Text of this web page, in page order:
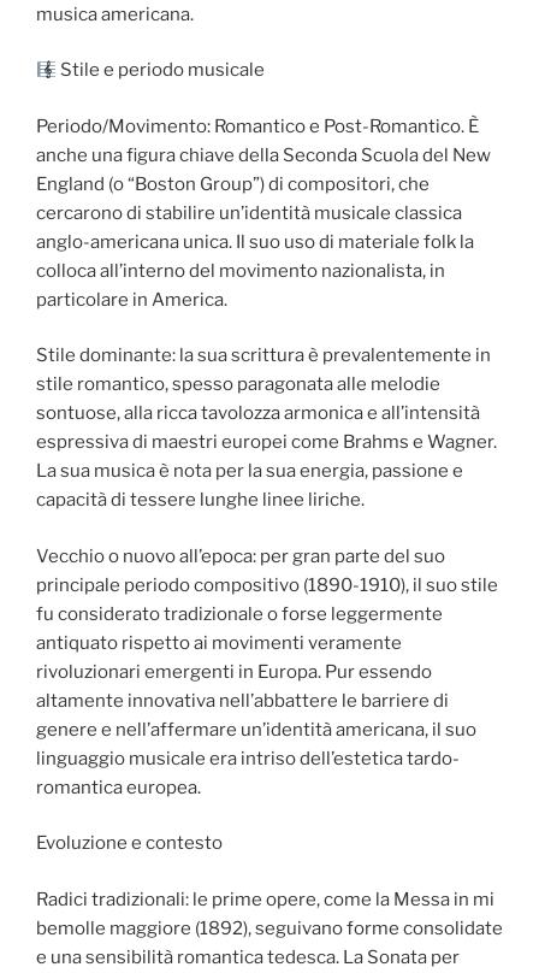
musica americana.
Stile e periodo musicale
Periodo/Movimento: Romantico e Post-Romantico. È
anche una figura chiave della Seconda Scuola del New
England (o “Boston Group”) di compositori, che
cercarono di stabilire un’identità musicale classica
anglo-americana unica. Il suo uso di materiale folk la
colloca all’interno del movimento nazionalista, in
particolare in America.
Stile dominante: la sua scrittura è prevalentemente in
stile romantico, spesso paragonata alle melodie
sontuose, alla ricca tavolozza armonica e all’intensità
espressiva di maestri europei come Brahms e Wagner.
La sua musica è nota per la sua energia, passione e
capacità di tessere lunghe linee liriche.
Vecchio o nuovo all’epoca: per gran parte del suo
principale periodo compositivo (1890-1910), il suo stile
fu considerato tradizionale o forse leggermente
antiquato rispetto ai movimenti veramente
rivoluzionari emergenti in Europa. Pur essendo
altamente innovativa nell’abbattere le barriere di
genere e nell’affermare un’identità americana, il suo
linguaggio musicale era intriso dell’estetica tardo-
romantica europea.
Evoluzione e contesto
Radici tradizionali: le prime opere, come la Messa in mi
bemolle maggiore (1892), seguivano forme consolidate
e una sensibilità romantica tedesca. La Sonata per